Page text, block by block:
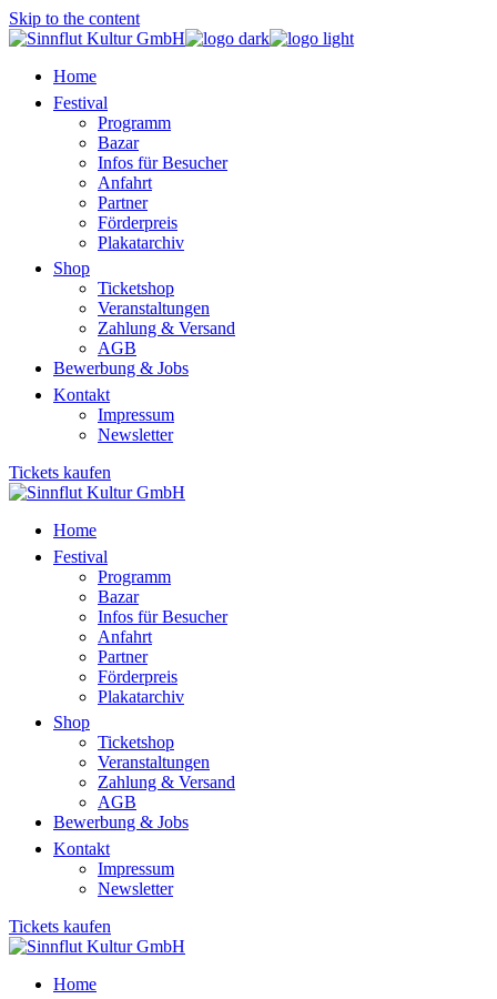
Skip to the content
Home
Festival
Programm
Bazar
Infos für Besucher
Anfahrt
Partner
Förderpreis
Plakatarchiv
Shop
Ticketshop
Veranstaltungen
Zahlung & Versand
AGB
Bewerbung & Jobs
Kontakt
Impressum
Newsletter
Tickets kaufen
Home
Festival
Programm
Bazar
Infos für Besucher
Anfahrt
Partner
Förderpreis
Plakatarchiv
Shop
Ticketshop
Veranstaltungen
Zahlung & Versand
AGB
Bewerbung & Jobs
Kontakt
Impressum
Newsletter
Tickets kaufen
Home